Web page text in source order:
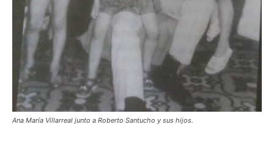
Ana María Villarreal junto a Roberto Santucho y sus hijos.